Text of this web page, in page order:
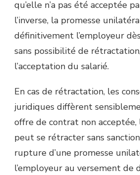
qu’elle n’a pas été acceptée
l’inverse, la promesse
définitivement l’employeur
sans possibilité de
l’acceptation du salarié.
En cas de rétractation, les
juridiques diffèrent
offre de contrat non acceptée,
peut se rétracter sans
rupture d’une promesse
l’employeur au versement de